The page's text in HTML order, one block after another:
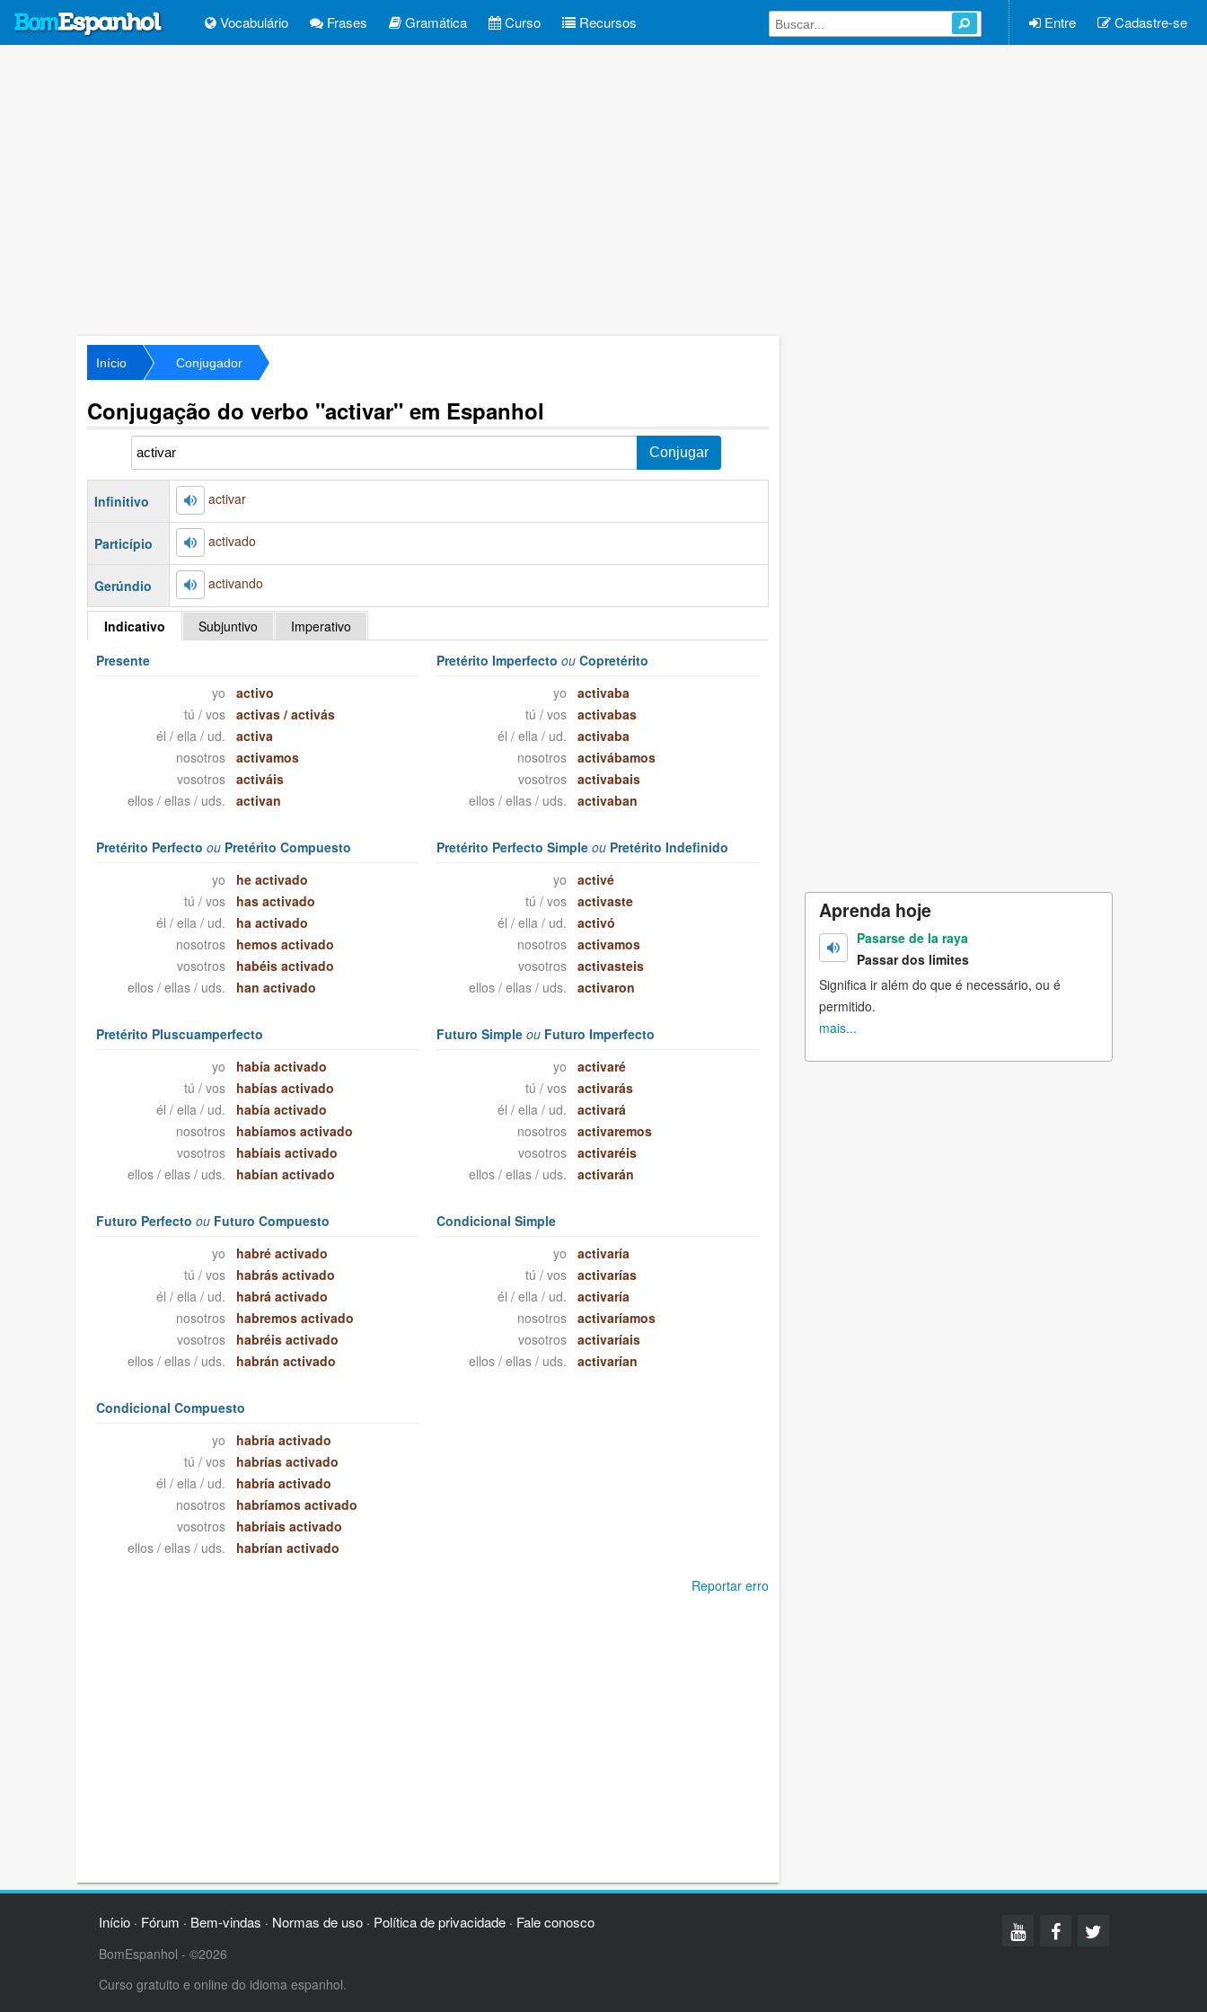
Vocabulário Frases Gramática Curso Recursos Entre Cadastre-se
Início Conjugador
Conjugação do verbo "activar" em Espanhol
Infinitivo activar
Particípio activado
Gerúndio activando
Indicativo Subjuntivo
Imperativo
Presente
yo
activo
tú / vos
activas /activás
él / ella / ud.
activa
nosotros
activamos
vosotros
activáis
ellos / ellas / uds.
activan
Pretérito Imperfectoou Copretérito
yo
activaba
tú / vos
activabas
él / ella / ud.
activaba
nosotros
activábamos
vosotros
activabais
ellos / ellas / uds.
activaban
Pretérito Perfecto ouPretérito Compuesto
yo
he activado
tú / vos
has activado
él / ella / ud.
ha activado
nosotros
hemos activado
vosotros
habéis activado
ellos / ellas / uds.
han activado
Pretérito Perfecto Simpleou Pretérito Indefinido
yo
activé
tú / vos
activaste
él / ella / ud.
activó
nosotros
activamos
vosotros
activasteis
ellos / ellas / uds.
activaron
Pretérito Pluscuamperfecto
yo
había activado
tú / vos
habías activado
él / ella / ud.
había activado
nosotros
habíamos activado
vosotros
habíais activado
ellos / ellas / uds.
habían activado
Futuro Simpleou Futuro Imperfecto
yo
activaré
tú / vos
activarás
él / ella / ud.
activará
nosotros
activaremos
vosotros
activaréis
ellos / ellas / uds.
activarán
Futuro Perfecto ouFuturo Compuesto
yo
habré activado
tú / vos
habrás activado
él / ella / ud.
habrá activado
nosotros
habremos activado
vosotros
habréis activado
ellos / ellas / uds.
habrán activado
Condicional Simple
yo
activaría
tú / vos
activarías
él / ella / ud.
activaría
nosotros
activaríamos
vosotros
activaríais
ellos / ellas / uds.
activarían
Condicional Compuesto
yo
habría activado
tú / vos
habrías activado
él / ella / ud.
habría activado
nosotros
habríamos activado
vosotros
habríais activado
ellos / ellas / uds.
habrían activado
Reportar erro
Aprenda hoje
Pasarse de la raya
Passar dos limites
Significa ir além do que é necessário, ou é
permitido.
mais...
Início· Fórum · Bem-vindas · Normas de uso· Política de privacidade· Fale conosco
BomEspanhol - ©2026
Curso gratuito e online do idioma espanhol.